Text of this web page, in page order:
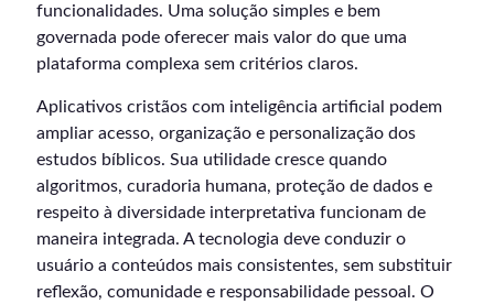
funcionalidades. Uma solução simples e bem
governada pode oferecer mais valor do que uma
plataforma complexa sem critérios claros.
Aplicativos cristãos com inteligência artificial podem
ampliar acesso, organização e personalização dos
estudos bíblicos. Sua utilidade cresce quando
algoritmos, curadoria humana, proteção de dados e
respeito à diversidade interpretativa funcionam de
maneira integrada. A tecnologia deve conduzir o
usuário a conteúdos mais consistentes, sem substituir
reflexão, comunidade e responsabilidade pessoal. O